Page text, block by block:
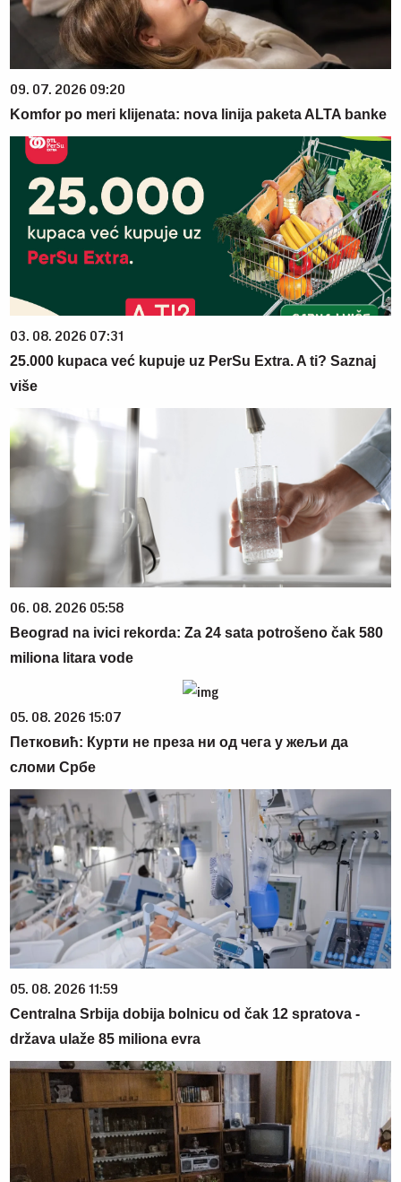
09. 07. 2026 09:20
Komfor po meri klijenata: nova linija paketa ALTA banke
03. 08. 2026 07:31
25.000 kupaca već kupuje uz PerSu Extra. A ti? Saznaj
više
06. 08. 2026 05:58
Beograd na ivici rekorda: Za 24 sata potrošeno čak 580
miliona litara vode
05. 08. 2026 15:07
Петковић: Курти не преза ни од чега у жељи да
сломи Србе
05. 08. 2026 11:59
Centralna Srbija dobija bolnicu od čak 12 spratova -
država ulaže 85 miliona evra